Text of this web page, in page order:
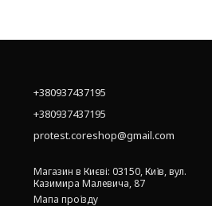
+380937437195
+380937437195
protest.coreshop@gmail.com
Магазин в Києві: 03150, Київ, вул.
Казимира Малевича, 87
Мапа проїзду